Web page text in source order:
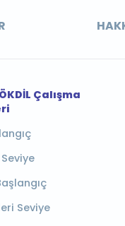
Çalışma
Seviye